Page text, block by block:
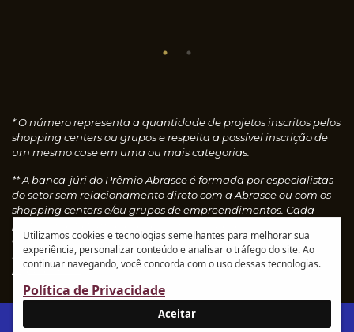
* O número representa a quantidade de projetos inscritos pelos
shopping centers ou grupos e respeita a possível inscrição de
um mesmo case em uma ou mais categorias.
** A banca-júri do Prêmio Abrasce é formada por especialistas
do setor sem relacionamento direto com a Abrasce ou com os
shopping centers e/ou grupos de empreendimentos. Cada
concedendo notas, que são calculadas automaticamente e
resultam nos vencedores de cada categoria.Leia o
regulamento
IR AO SITE ABRASCE
Utilizamos cookies e tecnologias semelhantes para melhorar sua
experiência, personalizar conteúdo e analisar o tráfego do site. Ao
continuar navegando, você concorda com o uso dessas tecnologias.
Política de Privacidade
Aceitar